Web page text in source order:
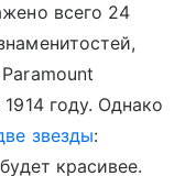
всего 24
году. Однако
звезды:
красивее.